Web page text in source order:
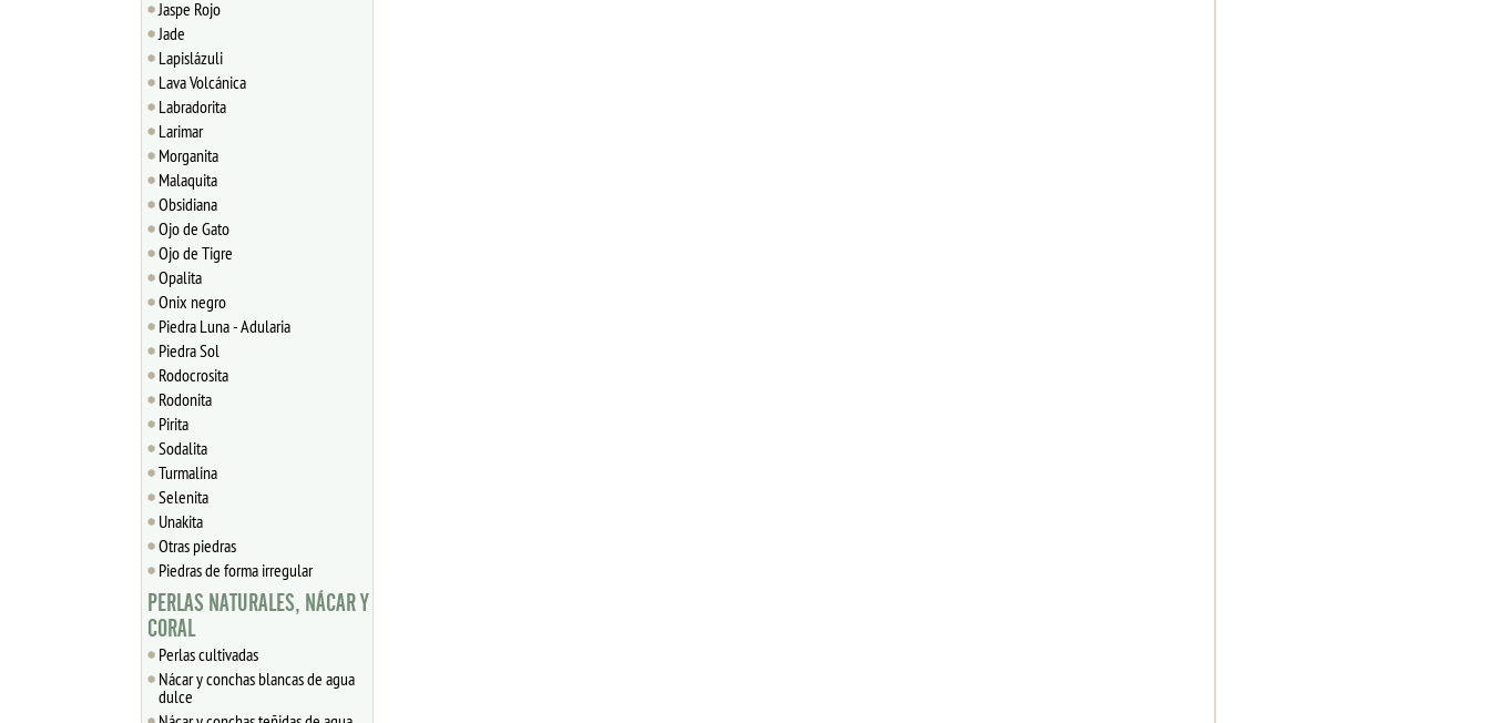
Jaspe Rojo
Jade
Lapislázuli
Lava Volcánica
Labradorita
Larimar
Morganita
Malaquita
Obsidiana
Ojo de Gato
Ojo de Tigre
Opalita
Onix negro
Piedra Luna - Adularia
Piedra Sol
Rodocrosita
Rodonita
Pirita
Sodalita
Turmalina
Selenita
Unakita
Otras piedras
Piedras de forma irregular
PERLAS NATURALES, NÁCAR Y
CORAL
Perlas cultivadas
Nácar y conchas blancas de agua
dulce